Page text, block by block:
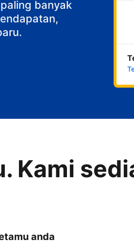
banyak
Kami
anda